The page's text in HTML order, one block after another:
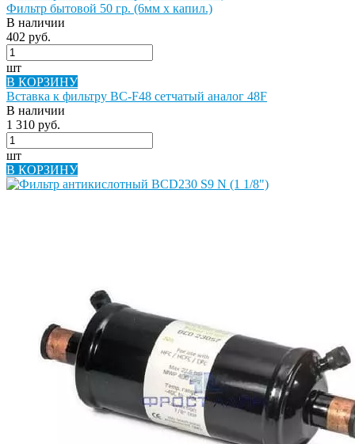
Фильтр бытовой 50 гр. (6мм х капил.)
В наличии
402 руб.
шт
В КОРЗИНУ
Вставка к фильтру BC-F48 сетчатый аналог 48F
В наличии
1 310 руб.
шт
В КОРЗИНУ